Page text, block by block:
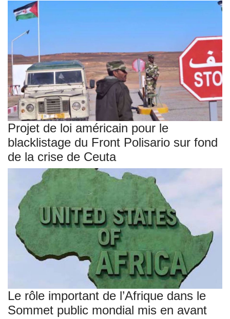
Projet de loi américain pour le
blacklistage du Front Polisario sur fond
de la crise de Ceuta
Le rôle important de l’Afrique dans le
Sommet public mondial mis en avant